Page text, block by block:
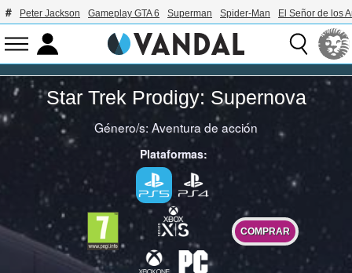
Peter Jackson Gameplay GTA 6 Superman Spider-Man El Señor de los
Star Trek Prodigy: Supernova
Género/s:Aventura de acción
Plataformas:
COMPRAR